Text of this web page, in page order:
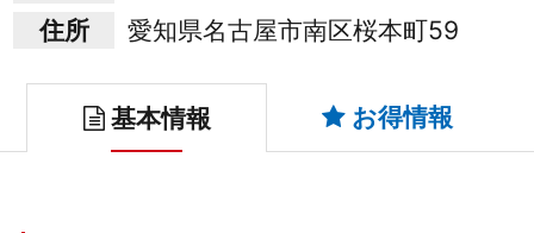
住所
愛知県名古屋市南区桜本町59
基本情報 お得情報